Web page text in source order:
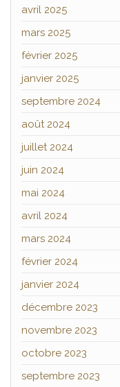
avril 2025
mars 2025
février 2025
janvier 2025
septembre 2024
août 2024
juillet 2024
juin 2024
mai 2024
avril 2024
mars 2024
février 2024
janvier 2024
décembre 2023
novembre 2023
octobre 2023
septembre 2023